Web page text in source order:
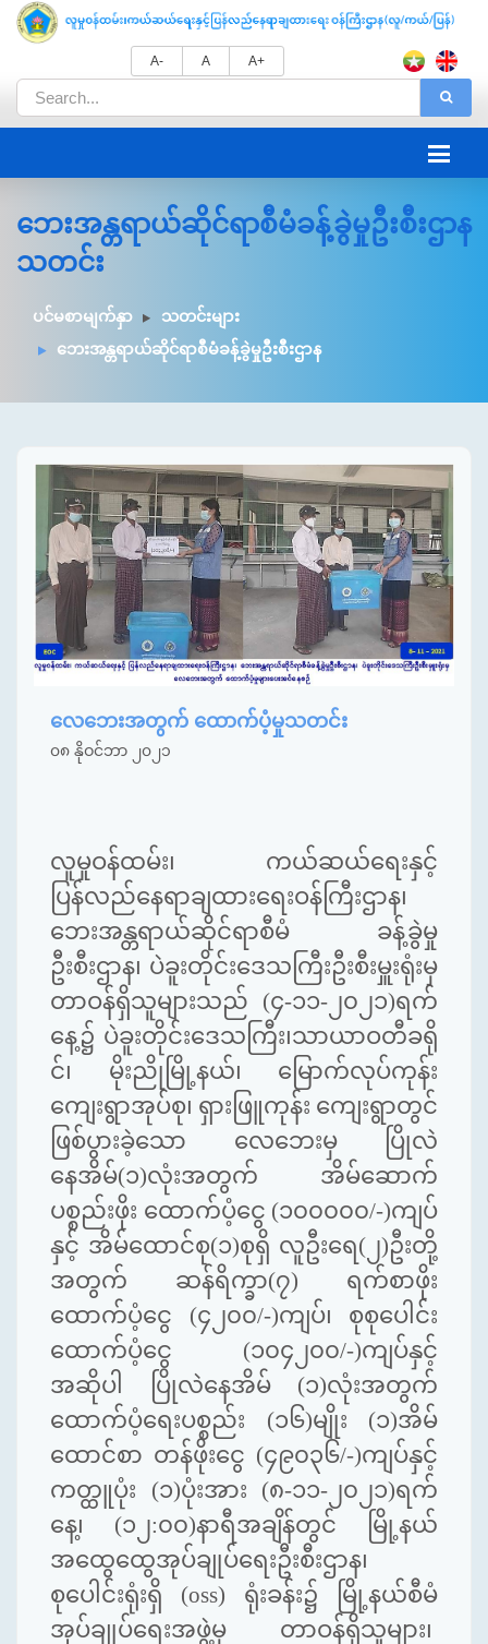
A- A A+
ဘေးအန္တရာယ်ဆိုင်ရာစီမံခန့်ခွဲမှုဦးစီးဌာန
သတင်း
ပင်မစာမျက်နှာ
သတင်းများ
ဘေးအန္တရာယ်ဆိုင်ရာစီမံခန့်ခွဲမှုဦးစီးဌာန
လေဘေးအတွက် ထောက်ပံ့မှုသတင်း
၀၈ နိုဝင်ဘာ ၂၀၂၁
လူမှုဝန်ထမ်း၊ ကယ်ဆယ်ရေးနှင့်
ပြန်လည်နေရာချထားရေးဝန်ကြီးဌာန၊
ဘေးအန္တရာယ်ဆိုင်ရာစီမံ ခန့်ခွဲမှု
ဦးစီးဌာန၊ ပဲခူးတိုင်းဒေသကြီးဦးစီးမှူးရုံးမှ
တာဝန်ရှိသူများသည် (၄-၁၁-၂၀၂၁)ရက်
နေ့၌ ပဲခူးတိုင်းဒေသကြီး၊သာယာဝတီခရို
င်၊ မိုးညိုမြို့နယ်၊ မြောက်လုပ်ကုန်း
ကျေးရွာအုပ်စု၊ ရှားဖြူကုန်း ကျေးရွာတွင်
ဖြစ်ပွားခဲ့သော လေဘေးမှ ပြိုလဲ
နေအိမ်(၁)လုံးအတွက် အိမ်ဆောက်
ပစ္စည်းဖိုး ထောက်ပံ့ငွေ (၁၀၀၀၀၀/-)ကျပ်
နှင့် အိမ်ထောင်စု(၁)စုရှိ လူဦးရေ(၂)ဦးတို့
အတွက် ဆန်ရိက္ခာ(၇) ရက်စာဖိုး
ထောက်ပံ့ငွေ (၄၂၀၀/-)ကျပ်၊ စုစုပေါင်း
ထောက်ပံ့ငွေ (၁၀၄၂၀၀/-)ကျပ်နှင့်
အဆိုပါ ပြိုလဲနေအိမ် (၁)လုံးအတွက်
ထောက်ပံ့ရေးပစ္စည်း (၁၆)မျိုး (၁)အိမ်
ထောင်စာ တန်ဖိုးငွေ (၄၉၀၃၆/-)ကျပ်နှင့်
ကတ္ထူပုံး (၁)ပုံးအား (၈-၁၁-၂၀၂၁)ရက်
နေ့၊ (၁၂:၀၀)နာရီအချိန်တွင် မြို့နယ်
အထွေထွေအုပ်ချုပ်ရေးဦးစီးဌာန၊
စုပေါင်းရုံးရှိ (oss) ရုံးခန်း၌ မြို့နယ်စီမံ
အုပ်ချုပ်ရေးအဖွဲ့မှ တာဝန်ရှိသူများ၊